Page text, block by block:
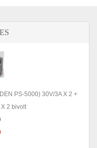
PS-5000) 30V/3A X 2 +
2 bivolt